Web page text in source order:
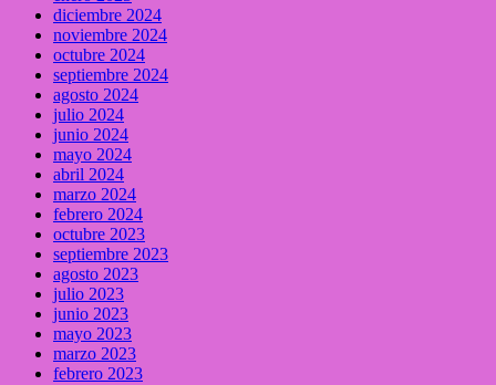
diciembre 2024
noviembre 2024
octubre 2024
septiembre 2024
agosto 2024
julio 2024
junio 2024
mayo 2024
abril 2024
marzo 2024
febrero 2024
octubre 2023
septiembre 2023
agosto 2023
julio 2023
junio 2023
mayo 2023
marzo 2023
febrero 2023